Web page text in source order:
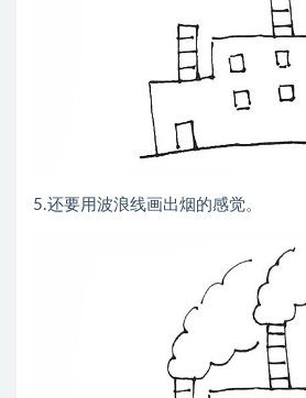
5.还要用波浪线画出烟的感觉。